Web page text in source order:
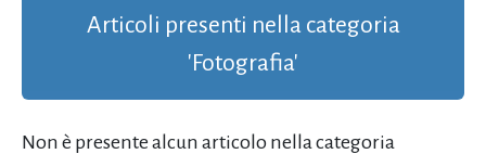
Articoli presenti nella categoria
'Fotografia'
Non è presente alcun articolo nella categoria